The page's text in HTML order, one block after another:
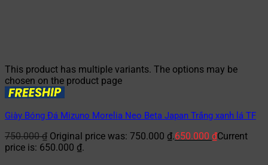
This product has multiple variants. The options may be
chosen on the product page
Giày Bóng Đá Mizuno Morelia Neo Beta Japan Trắng xanh lá TF
750.000₫ Original price was: 750.000 ₫.650.000 ₫Current
price is: 650.000 ₫.